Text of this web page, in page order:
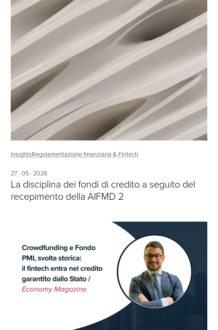
InsightsRegolamentazione finanziaria & Fintech
27 · 05 · 2026
La disciplina dei fondi di credito a seguito del
recepimento della AIFMD 2